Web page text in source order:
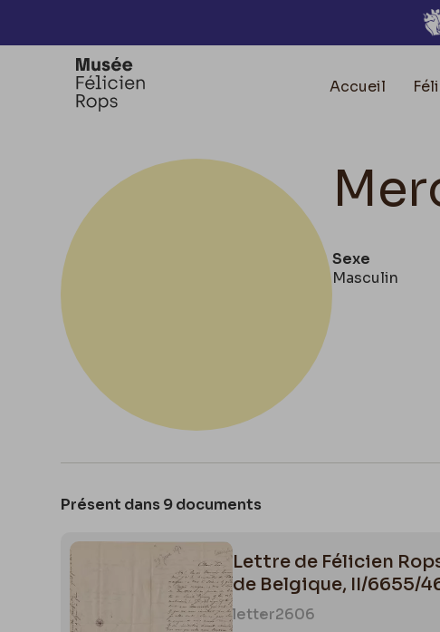
Accueil
Sexe
Masculin
Présent dans 9 documents
Lettre de Félicien
de Belgique, II/6655/
letter2606